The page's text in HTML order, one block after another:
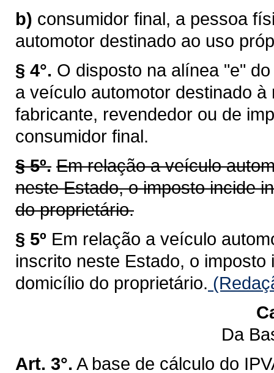
b) consumidor final, a pessoa
automotor destinado ao uso
§ 4°. O disposto na alínea "e"
a veículo automotor destinado
fabricante, revendedor ou de
consumidor final.
§ 5º. Em relação a veículo
neste Estado, o imposto incide
do proprietário.
§ 5º Em relação a veículo
inscrito neste Estado, o
domicílio do proprietário.
Da
Art. 3°. A base de cálculo do